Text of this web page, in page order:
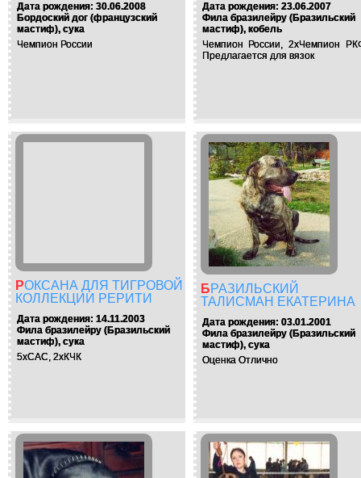
Дата рождения: 30.06.2008
Бордоский дог (французский
мастиф), сука
Чемпион России
Дата рождения: 23.06.2007
Фила бразилейру (Бразильский
мастиф), кобель
Чемпион России, 2хЧемпион
Предлагается для вязок
РОКСАНА ДЛЯ ТИГРОВОЙ
КОЛЛЕКЦИИ РЕРИТИ
Дата рождения: 14.11.2003
Фила бразилейру (Бразильский
мастиф), сука
5xCAC, 2хКЧК
БРАЗИЛЬСКИЙ
ТАЛИСМАН ЕКАТЕРИНА
Дата рождения: 03.01.2001
Фила бразилейру (Бразильский
мастиф), сука
Оценка Отлично